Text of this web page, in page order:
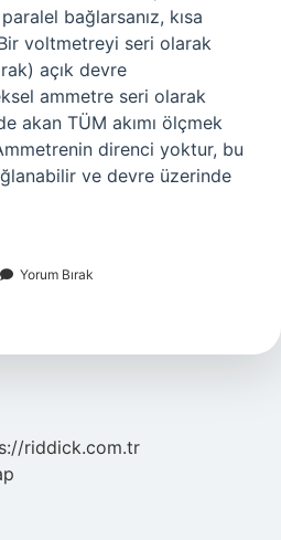
bağlarsanız, kısa
voltmetreyi seri olarak
açık devre
ammetre seri olarak
akan TÜM akımı ölçmek
direnci yoktur, bu
ve devre üzerinde
Yorum Bırak
riddick.com.tr